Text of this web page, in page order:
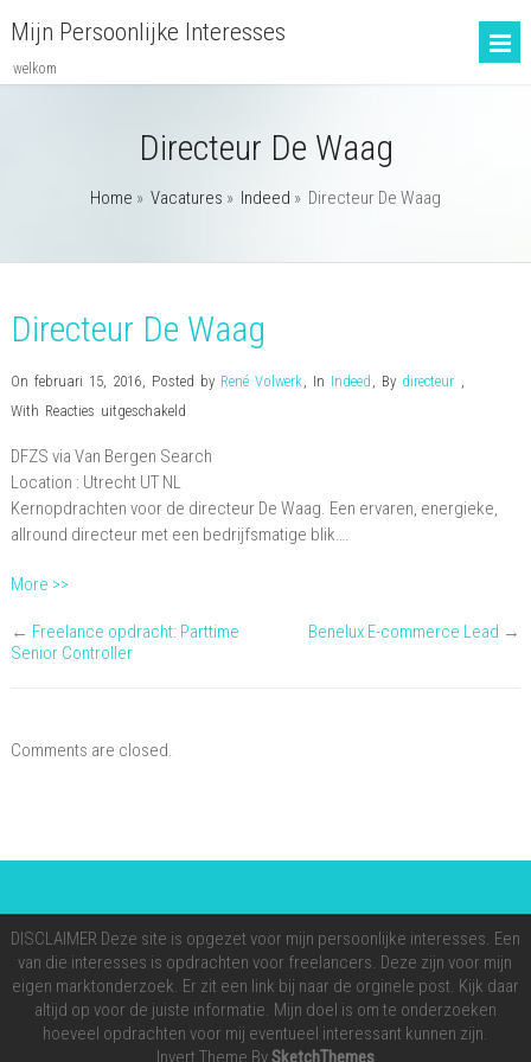
Mijn Persoonlijke Interesses
welkom
Directeur De Waag
Home » Vacatures » Indeed » Directeur De Waag
Directeur De Waag
On februari 15, 2016, Posted by René Volwerk, In Indeed , By directeur ,
With Reacties uitgeschakeldvoor
Waag
DFZS via Van Bergen Search
Location : Utrecht UT NL
Kernopdrachten voor de directeur De Waag. Een ervaren, energieke,
allround directeur met een bedrijfsmatige blik….
More >>
← Freelance opdracht: Parttime
Senior Controller
Benelux E-commerce Lead →
Comments are closed.
DISCLAIMER Deze site is opgezet voor mijn persoonlijke interesses. Een
van die interesses is opdrachten voor freelancers. Deze zijn voor mijn
eigen marktonderzoek. Er zit een link bij naar de orginele post. Kijk daar
altijd op voor de juiste informatie. Mijn doel is om te onderzoeken
hoeveel opdrachten voor mij eventueel interessant kunnen zijn.
Invert Theme BySketchThemes